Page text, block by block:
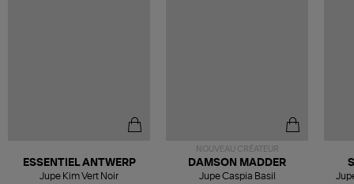
ESSENTIEL ANTWERP
Jupe Kim Vert Noir
NOUVEAU CRÉATEUR
DAMSON MADDER
Jupe Caspia Basil